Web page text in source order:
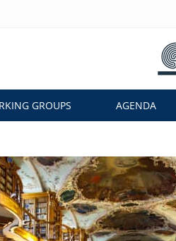
GROUPS AGENDA